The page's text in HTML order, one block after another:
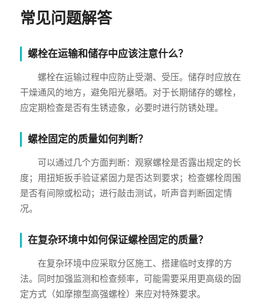
常见问题解答
螺栓在运输和储存中应该注意什么？
螺栓在运输过程中应防止受潮、受压。储存时应放在
干燥通风的地方，避免阳光暴晒。对于长期储存的螺栓，
应定期检查是否有生锈迹象，必要时进行防锈处理。
螺栓固定的质量如何判断？
可以通过几个方面判断：观察螺栓是否露出规定的长
度；用扭矩扳手验证紧固力是否达到要求；检查螺栓周围
是否有间隙或松动；进行敲击测试，听声音判断固定情
况。
在复杂环境中如何保证螺栓固定的质量？
在复杂环境中应采取分区施工、搭建临时支撑的方
法。同时加强监测和检查频率，可能需要采用更高级的固
定方式（如摩擦型高强螺栓）来应对特殊要求。